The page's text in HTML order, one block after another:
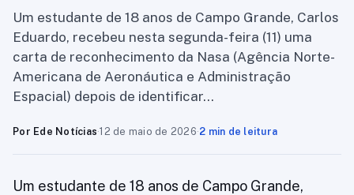
Um estudante de 18 anos de Campo Grande, Carlos
Eduardo, recebeu nesta segunda-feira (11) uma
carta de reconhecimento da Nasa (Agência Norte-
Americana de Aeronáutica e Administração
Espacial) depois de identificar…
Por Ede Notícias·12 de maio de 2026·2 min de leitura
Um estudante de 18 anos de Campo Grande,